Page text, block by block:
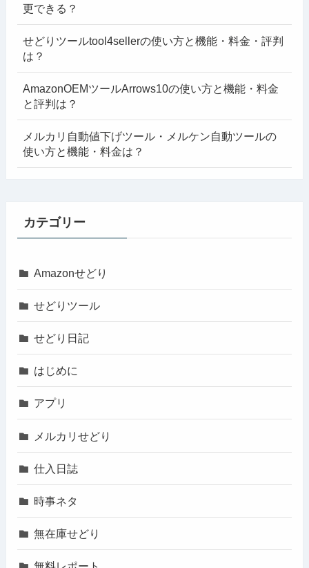
更できる？
せどりツールtool4sellerの使い方と機能・料金・評判
は？
AmazonOEMツールArrows10の使い方と機能・料金
と評判は？
メルカリ自動値下げツール・メルケン自動ツールの
使い方と機能・料金は？
カテゴリー
Amazonせどり
せどりツール
せどり日記
はじめに
アプリ
メルカリせどり
仕入日誌
時事ネタ
無在庫せどり